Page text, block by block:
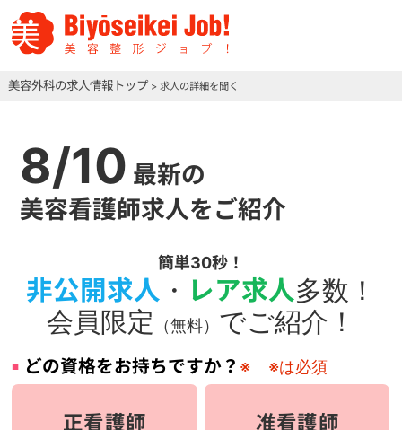
美容外科の求人情報トップ > 求人の詳細を聞く
8/10 最新の
美容看護師求人をご紹介
簡単30秒！
非公開求人 ・ レア求人多数！
会員限定
（無料） でご紹介！
どの資格をお持ちですか？ ※ ※は必須
正看護師 准看護師